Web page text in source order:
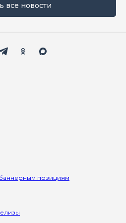
все новости
позициям